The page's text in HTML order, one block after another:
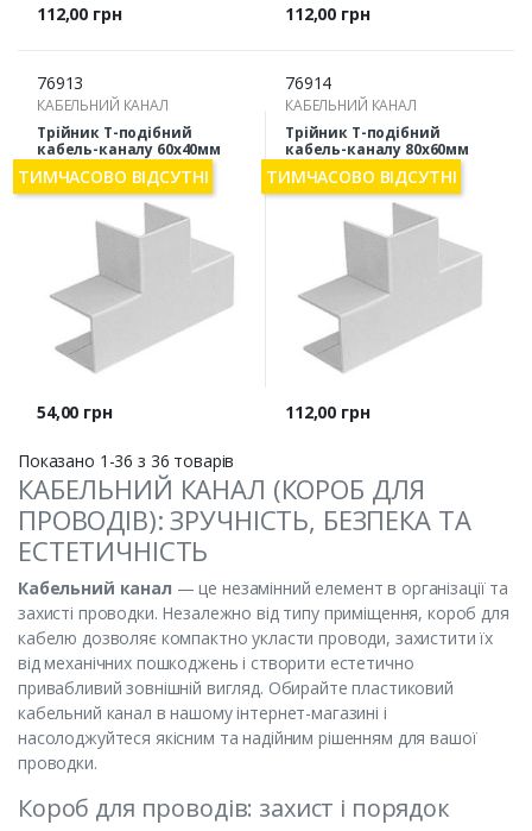
Ціна
112,00 грн Ціна
112,00 грн
76913
КАБЕЛЬНИЙ КАНАЛ
Трійник Т-подібний
кабель-каналу 60х40мм
Mutlusan 54-38-80
Ціна
54,00 грн
ТИМЧАСОВО ВІДСУТНІ
76914
КАБЕЛЬНИЙ КАНАЛ
Трійник Т-подібний
кабель-каналу 80х60мм
Mutlusan 54-38-85
Ціна
112,00 грн
ТИМЧАСОВО ВІДСУТНІ
Показано 1-36 з 36 товарів
КАБЕЛЬНИЙ КАНАЛ (КОРОБ ДЛЯ
ПРОВОДІВ): ЗРУЧНІСТЬ, БЕЗПЕКА ТА
ЕСТЕТИЧНІСТЬ
Кабельний канал — це незамінний елемент в організації та
захисті проводки. Незалежно від типу приміщення, короб для
кабелю дозволяє компактно укласти проводи, захистити їх
від механічних пошкоджень і створити естетично
привабливий зовнішній вигляд. Обирайте пластиковий
кабельний канал в нашому інтернет-магазині і
насолоджуйтеся якісним та надійним рішенням для вашої
проводки.
Короб для проводів: захист і порядок